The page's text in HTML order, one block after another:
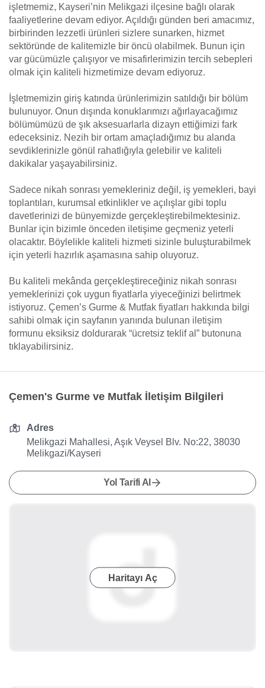
işletmemiz, Kayseri’nin Melikgazi ilçesine bağlı olarak
faaliyetlerine devam ediyor. Açıldığı günden beri amacımız,
birbirinden lezzetli ürünleri sizlere sunarken, hizmet
sektöründe de kalitemizle bir öncü olabilmek. Bunun için
var gücümüzle çalışıyor ve misafirlerimizin tercih sebepleri
olmak için kaliteli hizmetimize devam ediyoruz.
İşletmemizin giriş katında ürünlerimizin satıldığı bir bölüm
bulunuyor. Onun dışında konuklarımızı ağırlayacağımız
bölümümüzü de şık aksesuarlarla dizayn ettiğimizi fark
edeceksiniz. Nezih bir ortam amaçladığımız bu alanda
sevdiklerinizle gönül rahatlığıyla gelebilir ve kaliteli
dakikalar yaşayabilirsiniz.
Sadece nikah sonrası yemekleriniz değil, iş yemekleri, bayi
toplantıları, kurumsal etkinlikler ve açılışlar gibi toplu
davetlerinizi de bünyemizde gerçekleştirebilmektesiniz.
Bunlar için bizimle önceden iletişime geçmeniz yeterli
olacaktır. Böylelikle kaliteli hizmeti sizinle buluşturabilmek
için yeterli hazırlık aşamasına sahip oluyoruz.
Bu kaliteli mekânda gerçekleştireceğiniz nikah sonrası
yemeklerinizi çok uygun fiyatlarla yiyeceğinizi belirtmek
istiyoruz. Çemen’s Gurme & Mutfak fiyatları hakkında bilgi
sahibi olmak için sayfanın yanında bulunan iletişim
formunu eksiksiz doldurarak “ücretsiz teklif al” butonuna
tıklayabilirsiniz.
Çemen's Gurme ve Mutfak İletişim Bilgileri
Adres
Melikgazi Mahallesi, Aşık Veysel Blv. No:22, 38030
Melikgazi/Kayseri
Yol Tarifi Al
Haritayı Aç